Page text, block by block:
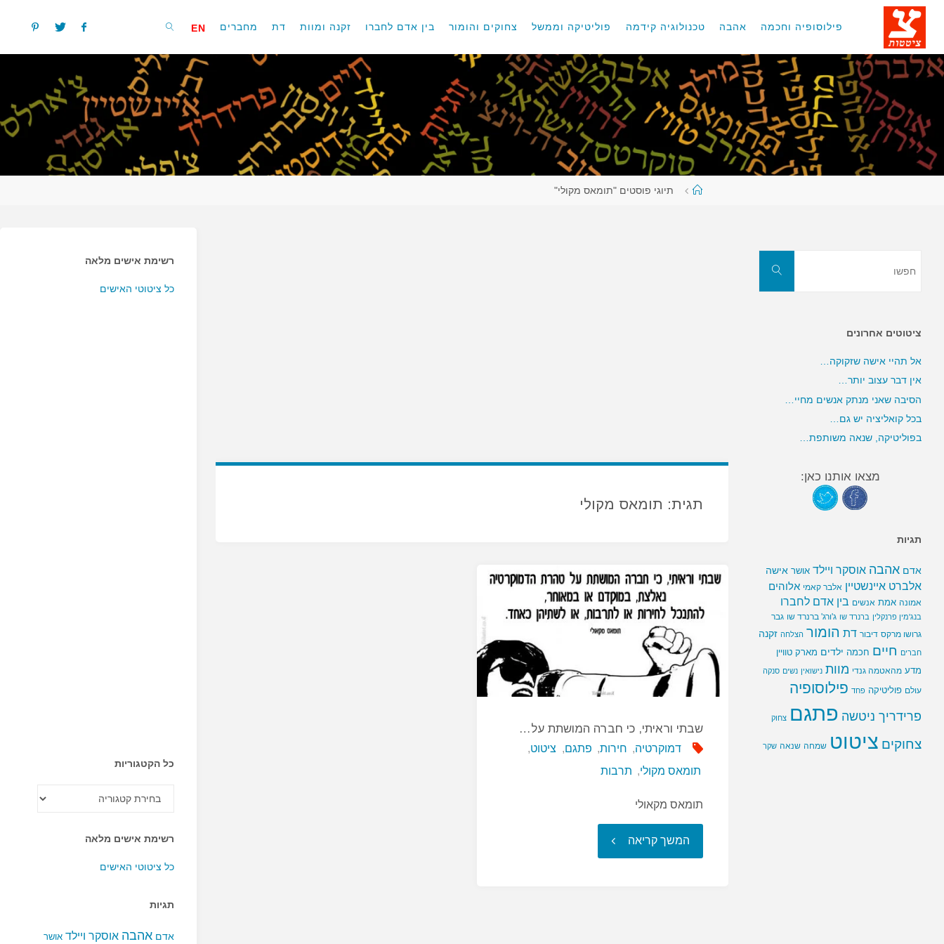
דלגו
פילוסופיה וחכמה אהבה טכנולוגיה קידמה פוליטיקה וממשל צחוקים והומור בין אדם לחברו זקנה ומוות דת מחברים EN
עמודתיוגי פוסטים "תומאס מקולי"
תגית: תומאס מקולי
שבתי וראיתי, כי חברה המושתת על…
דמוקרטיה, חירות, פתגם, ציטוט,
תומאס מקולי, תרבות
תומאס מקאולי
המשך קריאה"שבתי
רשימת אישים מלאה
כל ציטוטי האישים
כל הקטגוריות
הקטגוריות
רשימת אישים מלאה
כל ציטוטי האישים
תגיות
אדם אהבה אוסקר ויילד אושר
חפשו
ציטוטים אחרונים
אל תהיי אישה שזקוקה…
אין דבר עצוב יותר…
הסיבה שאני מנתק אנשים מחיי…
בכל קואליציה יש גם…
בפוליטיקה, שנאה משותפת…
מצאו אותנו כאן:
תגיות
אדם אהבה אוסקר ויילד אושר אישה
אלברט איינשטיין אלבר קאמי אלוהים
אמונה אמת אנשים בין אדם לחברו
בנג'מין פרנקלין ברנרד שו ג'ורג' ברנרד שו גבר
גרושו מרקס דיבור דת הומור הצלחה זקנה
חברים חיים חכמה ילדים מארק טוויין
מדע מהאטמה גנדי מוות נישואין נשים סנקה
עולם פוליטיקה פחד פילוסופיה
פרידריך ניטשה פתגם צחוק
צחוקים ציטוט שמחה שנאה שקר